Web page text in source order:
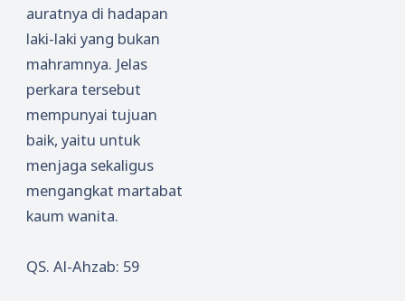
auratnya di hadapan
laki-laki yang bukan
mahramnya. Jelas
perkara tersebut
mempunyai tujuan
baik, yaitu untuk
menjaga sekaligus
mengangkat martabat
kaum wanita.
QS. Al-Ahzab: 59